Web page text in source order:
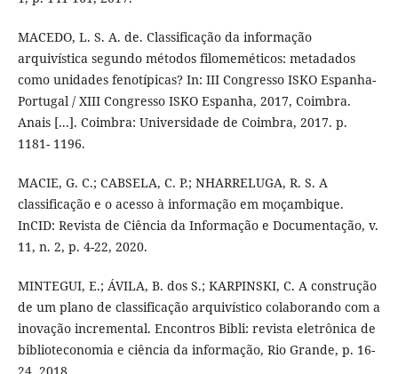
MACEDO, L. S. A. de. Classificação da informação
arquivística segundo métodos filomeméticos: metadados
como unidades fenotípicas? In: III Congresso ISKO Espanha-
Portugal / XIII Congresso ISKO Espanha, 2017, Coimbra.
Anais [...]. Coimbra: Universidade de Coimbra, 2017. p.
1181- 1196.
MACIE, G. C.; CABSELA, C. P.; NHARRELUGA, R. S. A
classificação e o acesso à informação em moçambique.
InCID: Revista de Ciência da Informação e Documentação, v.
11, n. 2, p. 4-22, 2020.
MINTEGUI, E.; ÁVILA, B. dos S.; KARPINSKI, C. A construção
de um plano de classificação arquivístico colaborando com a
inovação incremental. Encontros Bibli: revista eletrônica de
biblioteconomia e ciência da informação, Rio Grande, p. 16-